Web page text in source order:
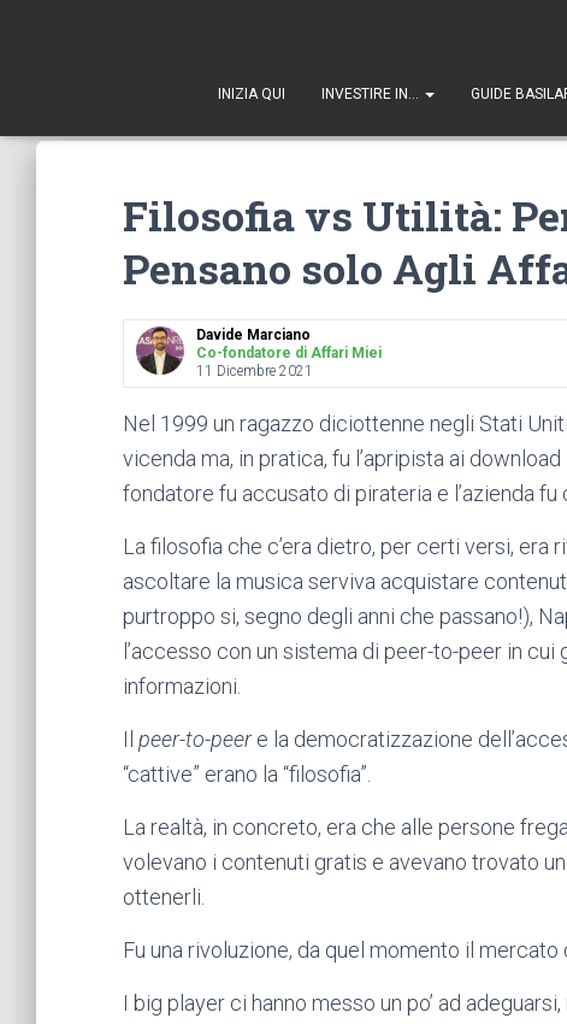
INIZIA QUI INVESTIRE IN… GUIDE
Filosofia vs Utilità:
Pensano solo Agli
Davide Marciano
Co-fondatore di Affari Miei
11 Dicembre 2021
Nel 1999 un ragazzo diciottenne negli Stati
vicenda ma, in pratica, fu l’apripista ai
fondatore fu accusato di pirateria e l’azienda fu
La filosofia che c’era dietro, per certi versi, era
ascoltare la musica serviva acquistare
purtroppo si, segno degli anni che passano!),
l’accesso con un sistema di peer-to-peer in
informazioni.
Il peer-to-peere la democratizzazione
“cattive” erano la “filosofia”.
La realtà, in concreto, era che alle persone
volevano i contenuti gratis e avevano trovato
ottenerli.
Fu una rivoluzione, da quel momento il
I big player ci hanno messo un po’ ad